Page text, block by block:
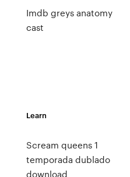
Imdb greys anatomy
cast
Learn
Scream queens 1
temporada dublado
download